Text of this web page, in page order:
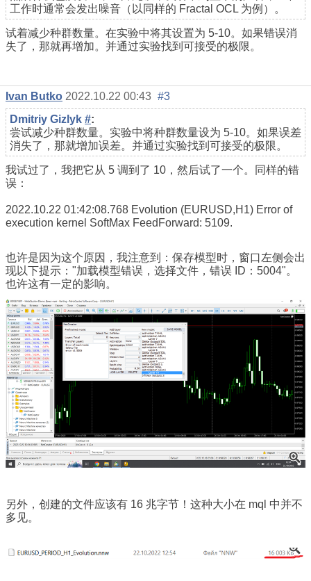
工作时通常会发出噪音（以同样的 Fractal OCL 为例）。
试着减少种群数量。在实验中将其设置为 5-10。如果错误消
失了，那就再增加。并通过实验找到可接受的极限。
Ivan Butko 2022.10.22 00:43 #3
Dmitriy Gizlyk #:
尝试减少种群数量。实验中将种群数量设为 5-10。如果误差
消失了，那就增加误差。并通过实验找到可接受的极限。
我试过了，我把它从 5 调到了 10，然后试了一个。同样的错
误：
2022.10.22 01:42:08.768 Evolution (EURUSD,H1) Error of
execution kernel SoftMax FeedForward: 5109.
也许是因为这个原因，我注意到：保存模型时，窗口左侧会出
现以下提示："加载模型错误，选择文件，错误 ID：5004"。
也许这有一定的影响。
另外，创建的文件应该有 16 兆字节！这种大小在 mql 中并不
多见。